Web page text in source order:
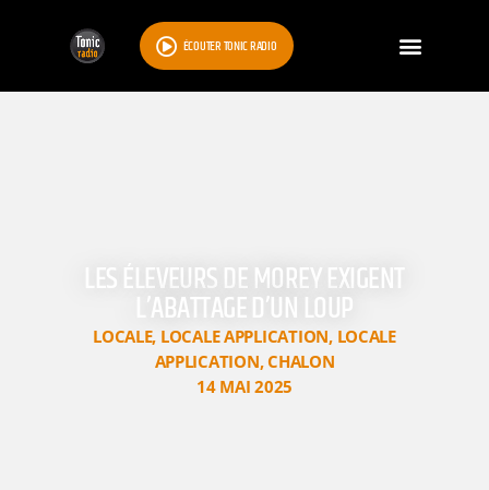
ÉCOUTER TONIC RADIO
LES ÉLEVEURS DE MOREY EXIGENT
L’ABATTAGE D’UN LOUP
LOCALE, LOCALE APPLICATION, LOCALE
APPLICATION,CHALON
14 MAI 2025